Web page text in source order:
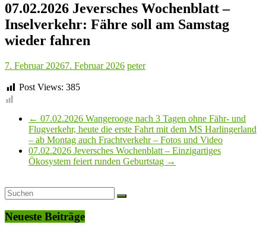
07.02.2026 Jeversches Wochenblatt –
Inselverkehr: Fähre soll am Samstag
wieder fahren
7. Februar 20267. Februar 2026 peter
Post Views: 385
← 07.02.2026 Wangerooge nach 3 Tagen ohne Fähr- und
Flugverkehr, heute die erste Fahrt mit dem MS Harlingerland
– ab Montag auch Frachtverkehr – Fotos und Video
07.02.2026 Jeversches Wochenblatt – Einzigartiges
Ökosystem feiert runden Geburtstag →
Neueste Beiträge